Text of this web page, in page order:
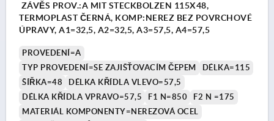
ZÁVĚS PROV.:A MIT STECKBOLZEN 115X48,
TERMOPLAST ČERNÁ, KOMP:NEREZ BEZ POVRCHOVÉ
ÚPRAVY, A1=32,5, A2=32,5, A3=57,5, A4=57,5
PROVEDENÍ=A
TYP PROVEDENÍ=SE ZAJIŠŤOVACÍM ČEPEM
DÉLKA=115
ŠÍŘKA=48
DÉLKA KŘÍDLA VLEVO=57,5
DÉLKA KŘÍDLA VPRAVO=57,5
F1 N=850
F2 N =175
MATERIÁL KOMPONENTY=NEREZOVÁ OCEL